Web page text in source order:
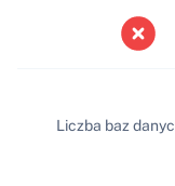
Liczba baz